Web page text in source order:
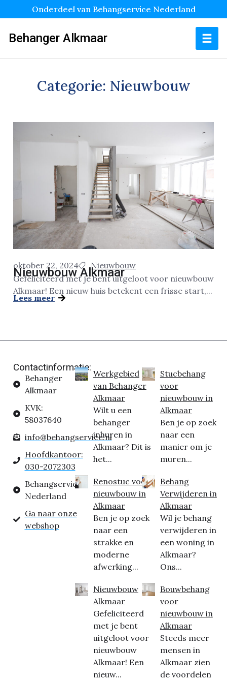
Onderdeel van Behangservice Nederland
Behanger Alkmaar
Categorie: Nieuwbouw
oktober 22, 2024 Nieuwbouw
Nieuwbouw Alkmaar
Gefeliciteerd met je bent uitgeloot voor nieuwbouw
Alkmaar! Een nieuw huis betekent een frisse start,...
Lees meer
Contactinformatie:
Behanger
Alkmaar
KVK:
58037640
info@behangservice.nl
Hoofdkantoor:
030-2072303
Behangservice
Nederland
Ga naar onze
webshop
Werkgebied
van Behanger
Alkmaar
Wilt u een
behanger
inhuren in
Alkmaar? Dit is
het...
Renostuc voor
nieuwbouw in
Alkmaar
Ben je op zoek
naar een
strakke en
moderne
afwerking...
Nieuwbouw
Alkmaar
Gefeliciteerd
met je bent
uitgeloot voor
nieuwbouw
Alkmaar! Een
nieuw...
Stucbehang
voor
nieuwbouw in
Alkmaar
Ben je op zoek
naar een
manier om je
muren...
Behang
Verwijderen in
Alkmaar
Wil je behang
verwijderen in
een woning in
Alkmaar?
Ons...
Bouwbehang
voor
nieuwbouw in
Alkmaar
Steeds meer
mensen in
Alkmaar zien
de voordelen